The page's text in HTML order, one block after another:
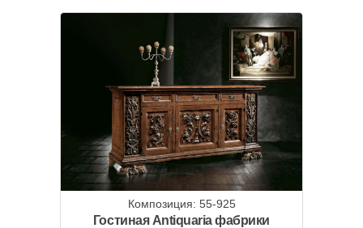
Композиция: 55-925
Гостиная Antiquaria фабрики